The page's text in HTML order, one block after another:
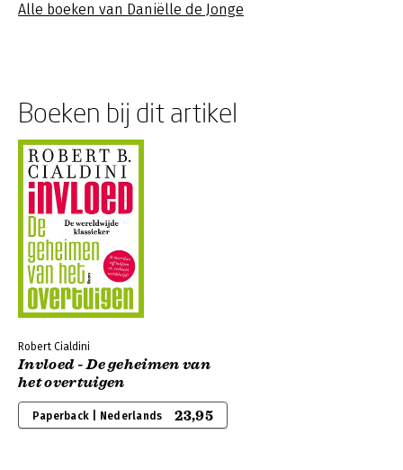
Alle boeken van Daniëlle de Jonge
Boeken bij dit artikel
Robert Cialdini
Invloed - De geheimen van
het overtuigen
Paperback | Nederlands 23,95